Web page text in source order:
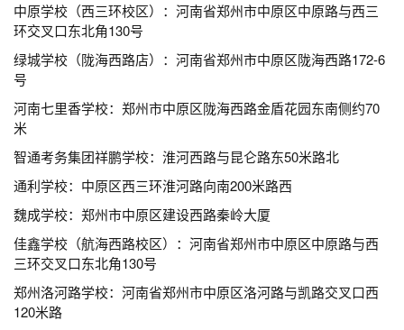
中原学校（西三环校区）：河南省郑州市中原区中原路与西三
环交叉口东北角130号
绿城学校（陇海西路店）：河南省郑州市中原区陇海西路172-6
号
河南七里香学校：郑州市中原区陇海西路金盾花园东南侧约70
米
智通考务集团祥鹏学校：淮河西路与昆仑路东50米路北
通利学校：中原区西三环淮河路向南200米路西
魏成学校：郑州市中原区建设西路秦岭大厦
佳鑫学校（航海西路校区）：河南省郑州市中原区中原路与西
三环交叉口东北角130号
郑州洛河路学校：河南省郑州市中原区洛河路与凯路交叉口西
120米路